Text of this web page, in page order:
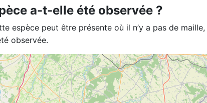
a-t-elle été observée ?
espèce peut être présente où il n’y a pas de
observée.